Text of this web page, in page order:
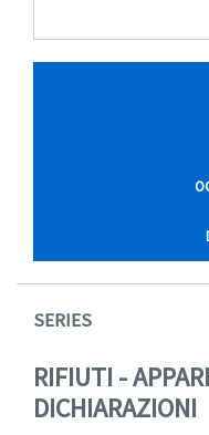
SERIES
RIFIUTI -
DICHIARAZIONI